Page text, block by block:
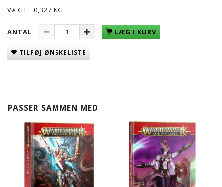
VÆGT:
0,327 KG
ANTAL LÆG I KURV
TILFØJ ØNSKELISTE
PASSER SAMMEN MED